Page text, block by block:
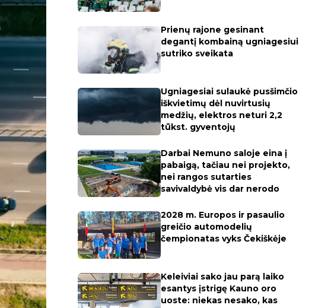
Prienų rajone gesinant
degantį kombainą ugniagesiui
sutriko sveikata
Ugniagesiai sulaukė pusšimčio
iškvietimų dėl nuvirtusių
medžių, elektros neturi 2,2
tūkst. gyventojų
Darbai Nemuno saloje eina į
pabaigą, tačiau nei projekto,
nei rangos sutarties
savivaldybė vis dar nerodo
2028 m. Europos ir pasaulio
greičio automodelių
čempionatas vyks Čekiškėje
Keleiviai sako jau parą laiko
esantys įstrigę Kauno oro
uoste: niekas nesako, kas